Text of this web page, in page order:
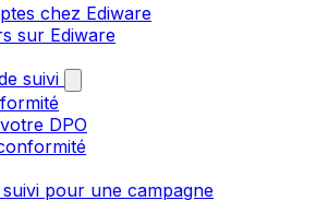
chez Ediware
sur Ediware
suivi
DPO
pour une campagne